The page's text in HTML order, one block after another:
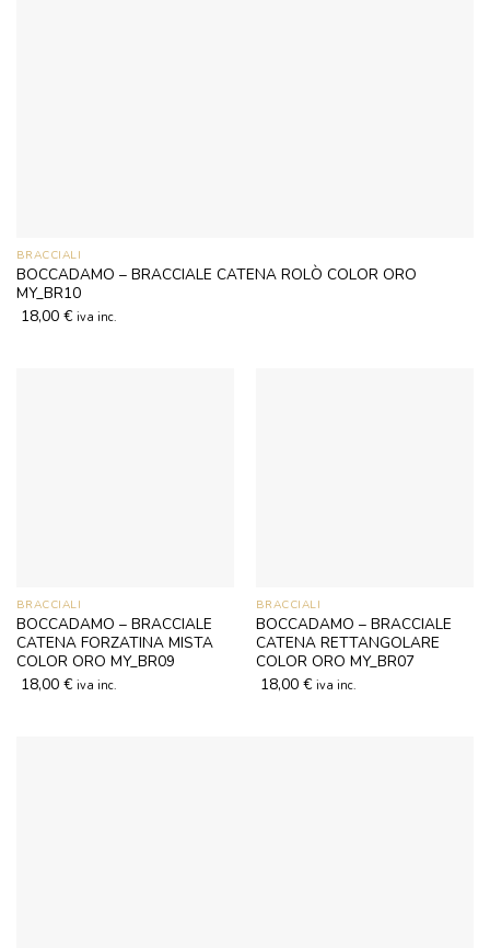
BRACCIALI
BOCCADAMO – BRACCIALE CATENA ROLÒ COLOR ORO
MY_BR10
18,00 € iva inc.
BRACCIALI
BOCCADAMO – BRACCIALE
CATENA FORZATINA MISTA
COLOR ORO MY_BR09
18,00 € iva inc.
BRACCIALI
BOCCADAMO – BRACCIALE
CATENA RETTANGOLARE
COLOR ORO MY_BR07
18,00 € iva inc.